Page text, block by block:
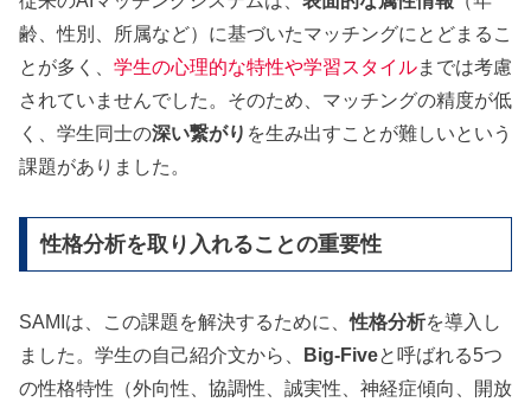
齢、性別、所属など）に基づいたマッチングにとどまるこ
とが多く、 学生の心理的な特性や学習スタイルまでは考慮
されていませんでした。そのため、マッチングの精度が低
く、学生同士の深い繋がり を生み出すことが難しいという
課題がありました。
性格分析を取り入れることの重要性
SAMIは、この課題を解決するために、性格分析を導入し
ました。学生の自己紹介文から、
Big-Fiveと呼ばれる5つ
の性格特性（外向性、協調性、誠実性、神経症傾向、開放